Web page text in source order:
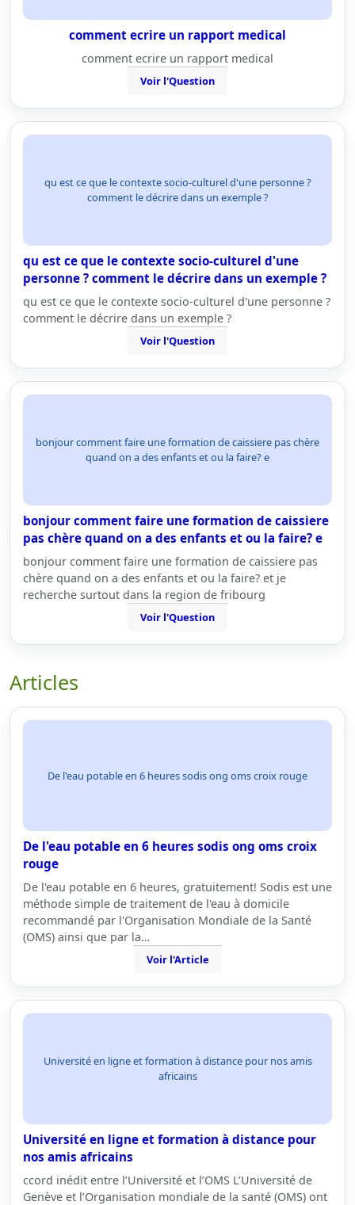
comment ecrire un rapport medical
comment ecrire un rapport medical
Voir l'Question
qu est ce que le contexte socio-culturel d'une personne ?
comment le décrire dans un exemple ?
qu est ce que le contexte socio-culturel d'une
personne ? comment le décrire dans un exemple ?
qu est ce que le contexte socio-culturel d'une personne ?
comment le décrire dans un exemple ?
Voir l'Question
bonjour comment faire une formation de caissiere pas chère
quand on a des enfants et ou la faire? e
bonjour comment faire une formation de caissiere
pas chère quand on a des enfants et ou la faire? e
bonjour comment faire une formation de caissiere pas
chère quand on a des enfants et ou la faire? et je
recherche surtout dans la region de fribourg
Voir l'Question
Articles
De l'eau potable en 6 heures sodis ong oms croix rouge
De l'eau potable en 6 heures sodis ong oms croix
rouge
De l'eau potable en 6 heures, gratuitement! Sodis est une
méthode simple de traitement de l'eau à domicile
recommandé par l'Organisation Mondiale de la Santé
(OMS) ainsi que par la…
Voir l'Article
Université en ligne et formation à distance pour nos amis
africains
Université en ligne et formation à distance pour
nos amis africains
ccord inédit entre l’Université et l’OMS L’Université de
Genève et l’Organisation mondiale de la santé (OMS) ont